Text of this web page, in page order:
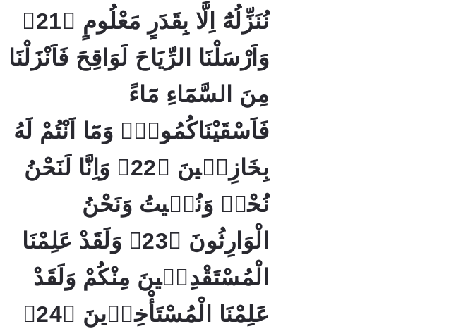
نُنَزِّلُهُٓ اِلَّا بِقَدَرٍ مَعْلُومٍ ﴿21﴾
وَاَرْسَلْنَا الرِّيَاحَ لَوَاقِحَ فَاَنْزَلْنَا
مِنَ السَّمَٓاءِ مَٓاءً
فَاَسْقَيْنَاكُمُوهُۚ وَمَٓا اَنْتُمْ لَهُ
بِخَازِنٖينَ ﴿22﴾ وَاِنَّا لَنَحْنُ
نُحْيٖ وَنُمٖيتُ وَنَحْنُ
الْوَارِثُونَ ﴿23﴾ وَلَقَدْ عَلِمْنَا
الْمُسْتَقْدِمٖينَ مِنْكُمْ وَلَقَدْ
عَلِمْنَا الْمُسْتَأْخِرٖينَ ﴿24﴾